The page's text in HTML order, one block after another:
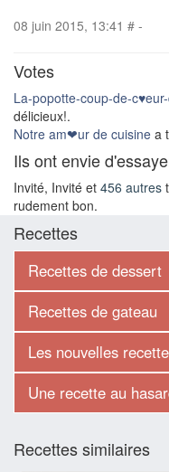
08 juin 2015, 13:41 # -
Votes
La-popotte-coup-de-
délicieux!.
Notre am❤ur de cuisine a
Ils ont envie
Invité, Invité et 456 autres
rudement bon.
Recettes
Recettes de dessert
Recettes de gateau
Les nouvelles
Une recette au
Recettes similaires